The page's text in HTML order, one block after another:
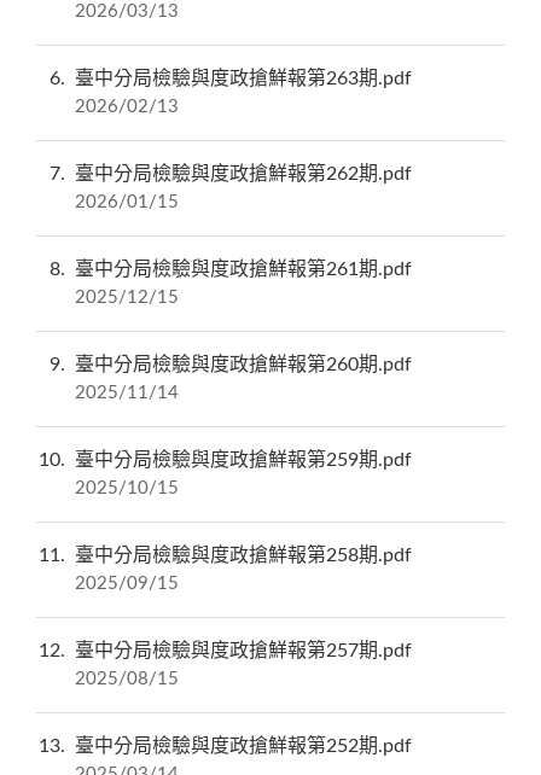
2026/03/13
6 臺中分局檢驗與度政搶鮮報第263期.pdf
2026/02/13
7 臺中分局檢驗與度政搶鮮報第262期.pdf
2026/01/15
8 臺中分局檢驗與度政搶鮮報第261期.pdf
2025/12/15
9 臺中分局檢驗與度政搶鮮報第260期.pdf
2025/11/14
10 臺中分局檢驗與度政搶鮮報第259期.pdf
2025/10/15
11 臺中分局檢驗與度政搶鮮報第258期.pdf
2025/09/15
12 臺中分局檢驗與度政搶鮮報第257期.pdf
2025/08/15
13 臺中分局檢驗與度政搶鮮報第252期.pdf